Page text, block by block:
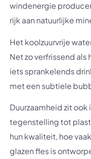
windenergie
rijk aan natuurlijke
Het koolzuurvrije
Net zo verfrissend als
iets sprankelends
met een subtiele
Duurzaamheid zit ook
tegenstelling tot
hun kwaliteit, hoe
glazen fles is